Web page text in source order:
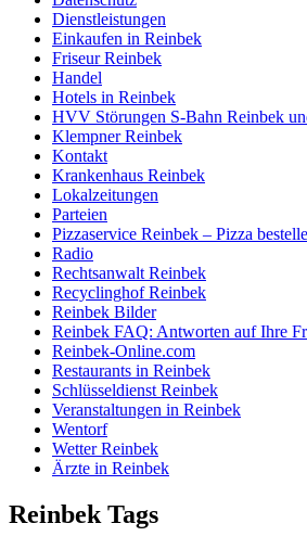
Dienstleistungen
Einkaufen in Reinbek
Friseur Reinbek
Handel
Hotels in Reinbek
HVV Störungen S-Bahn Reinbek
Klempner Reinbek
Kontakt
Krankenhaus Reinbek
Lokalzeitungen
Parteien
Pizzaservice Reinbek – Pizza
Radio
Rechtsanwalt Reinbek
Recyclinghof Reinbek
Reinbek Bilder
Reinbek FAQ: Antworten auf Ihre
Reinbek-Online.com
Restaurants in Reinbek
Schlüsseldienst Reinbek
Veranstaltungen in Reinbek
Wentorf
Wetter Reinbek
Ärzte in Reinbek
Reinbek Tags